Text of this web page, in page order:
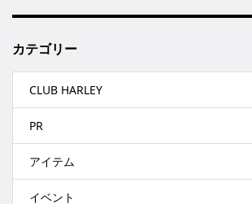
カテゴリー
CLUB HARLEY
PR
アイテム
イベント